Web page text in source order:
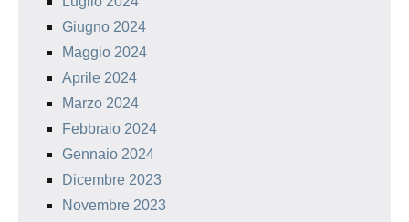
Giugno 2024
Maggio 2024
Aprile 2024
Marzo 2024
Febbraio 2024
Gennaio 2024
Dicembre 2023
Novembre 2023